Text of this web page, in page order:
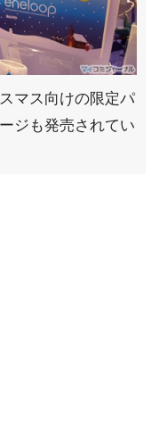
マス向けの限定パ
ジも発売されてい